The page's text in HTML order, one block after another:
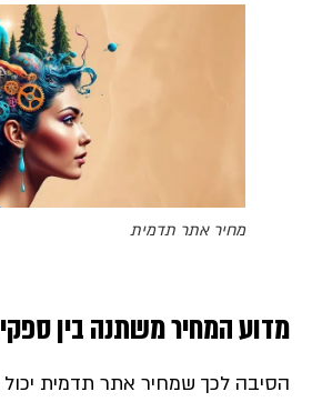
מחיר אתר תדמית
מדוע המחיר משתנה בין
הסיבה לכך שמחיר אתר תדמית יכול